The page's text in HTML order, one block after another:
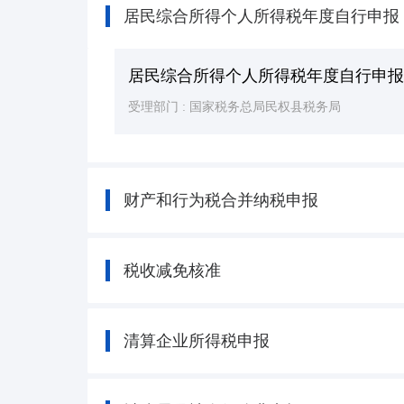
居民综合所得个人所得税年度自行申报
居民综合所得个人所得税年度自行申报
受理部门 : 国家税务总局民权县税务局
财产和行为税合并纳税申报
税收减免核准
清算企业所得税申报